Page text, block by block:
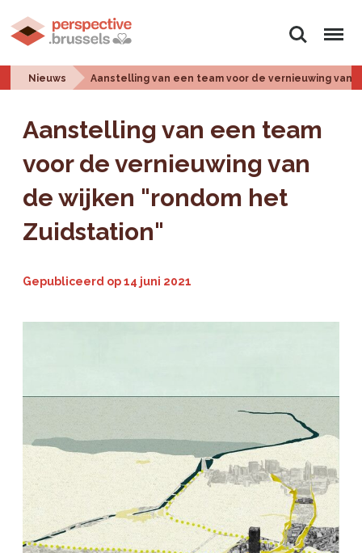
Zoeken Menu
Nieuws Aanstelling van een team voor de vernieuwing van
Aanstelling van een team
voor de vernieuwing van
de wijken "rondom het
Zuidstation"
Gepubliceerd op14 juni 2021